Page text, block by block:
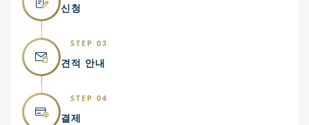
신청
STEP 03
견적 안내
STEP 04
결제